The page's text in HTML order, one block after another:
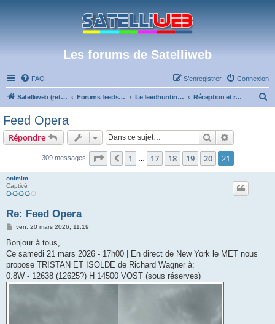
Les forums de Satelliweb
FAQ Connexion
S’enregistrer
Satelliweb (retour vers le site) Forums feeds et réception TV numérique Le feedhunting - La chasse aux feeds Réception et recherche de feeds en bande Ku
Feed Opera
Répondre Rechercher
309 messages Page 21 sur 21
Précédente
1 17 18 19 20 21
onimim
Captivé
Re: Feed Opera
M
s
a
g
ven. 20 mars 2026, 11:19
Bonjour à tous,
Ce samedi 21 mars 2026 - 17h00 | En direct de New York le MET nous
propose TRISTAN ET ISOLDE de Richard Wagner à:
0.8W - 12638 (12625?) H 14500 VOST (sous réserves)